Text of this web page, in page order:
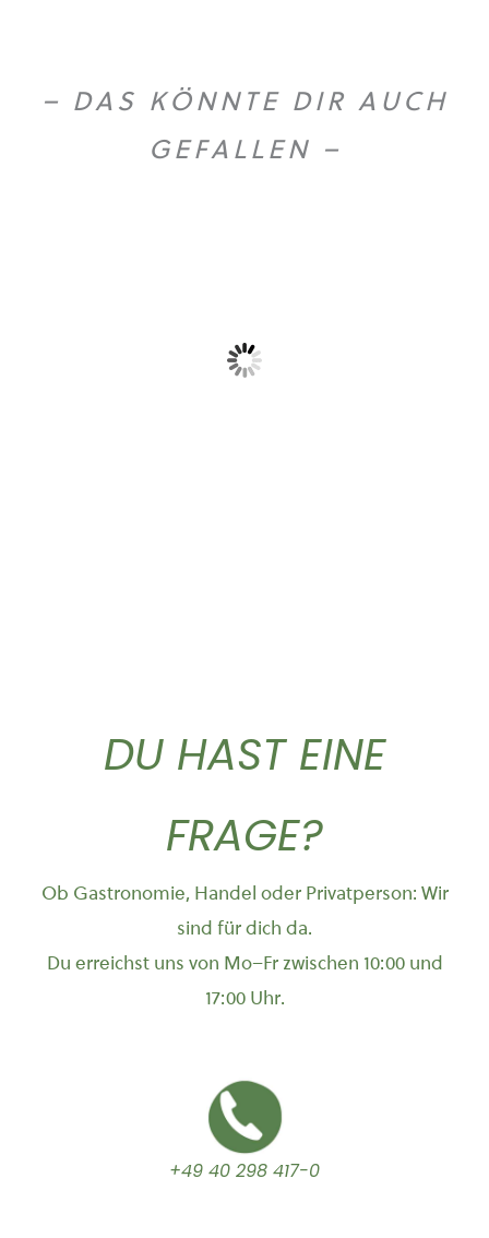
– DAS KÖNNTE DIR AUCH
GEFALLEN –
DU HAST EINE
FRAGE?
Ob Gastronomie, Handel oder Privatperson: Wir
sind für dich da.
Du erreichst uns von Mo–Fr zwischen 10:00 und
17:00 Uhr.
+49 40 298 417-0